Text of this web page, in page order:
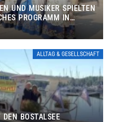
UND MUSIKER SPIELTEN
PROGRAMM IN
ALLTAG & GESELLSCHAFT
DEN BOSTALSEE